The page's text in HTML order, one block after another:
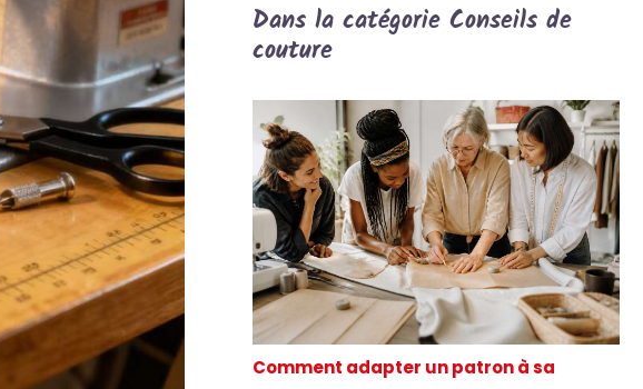
Dans la catégorie Conseils de
couture
Comment adapter un patron à sa